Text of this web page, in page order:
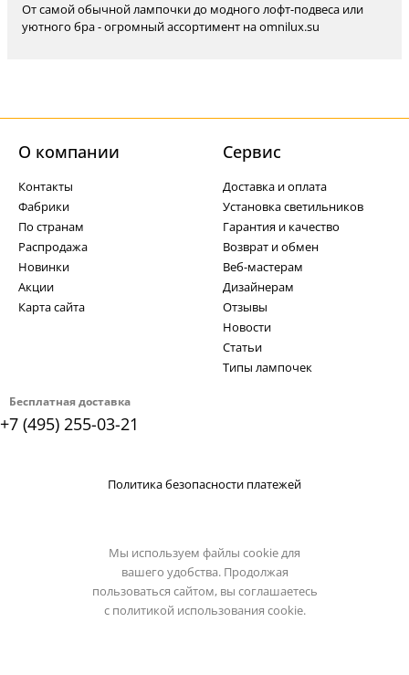
От самой обычной лампочки до модного лофт-подвеса или
уютного бра - огромный ассортимент на omnilux.su
Бесплатная доставка
+7 (495) 255-03-21
О компании
Контакты
Фабрики
По странам
Распродажа
Новинки
Акции
Карта сайта
Cервис
Доставка и оплата
Установка светильников
Гарантия и качество
Возврат и обмен
Веб-мастерам
Дизайнерам
Отзывы
Новости
Статьи
Типы лампочек
Политика безопасности платежей
Мы используем файлы cookie для
вашего удобства. Продолжая
пользоваться сайтом, вы соглашаетесь
с политикой использования cookie.